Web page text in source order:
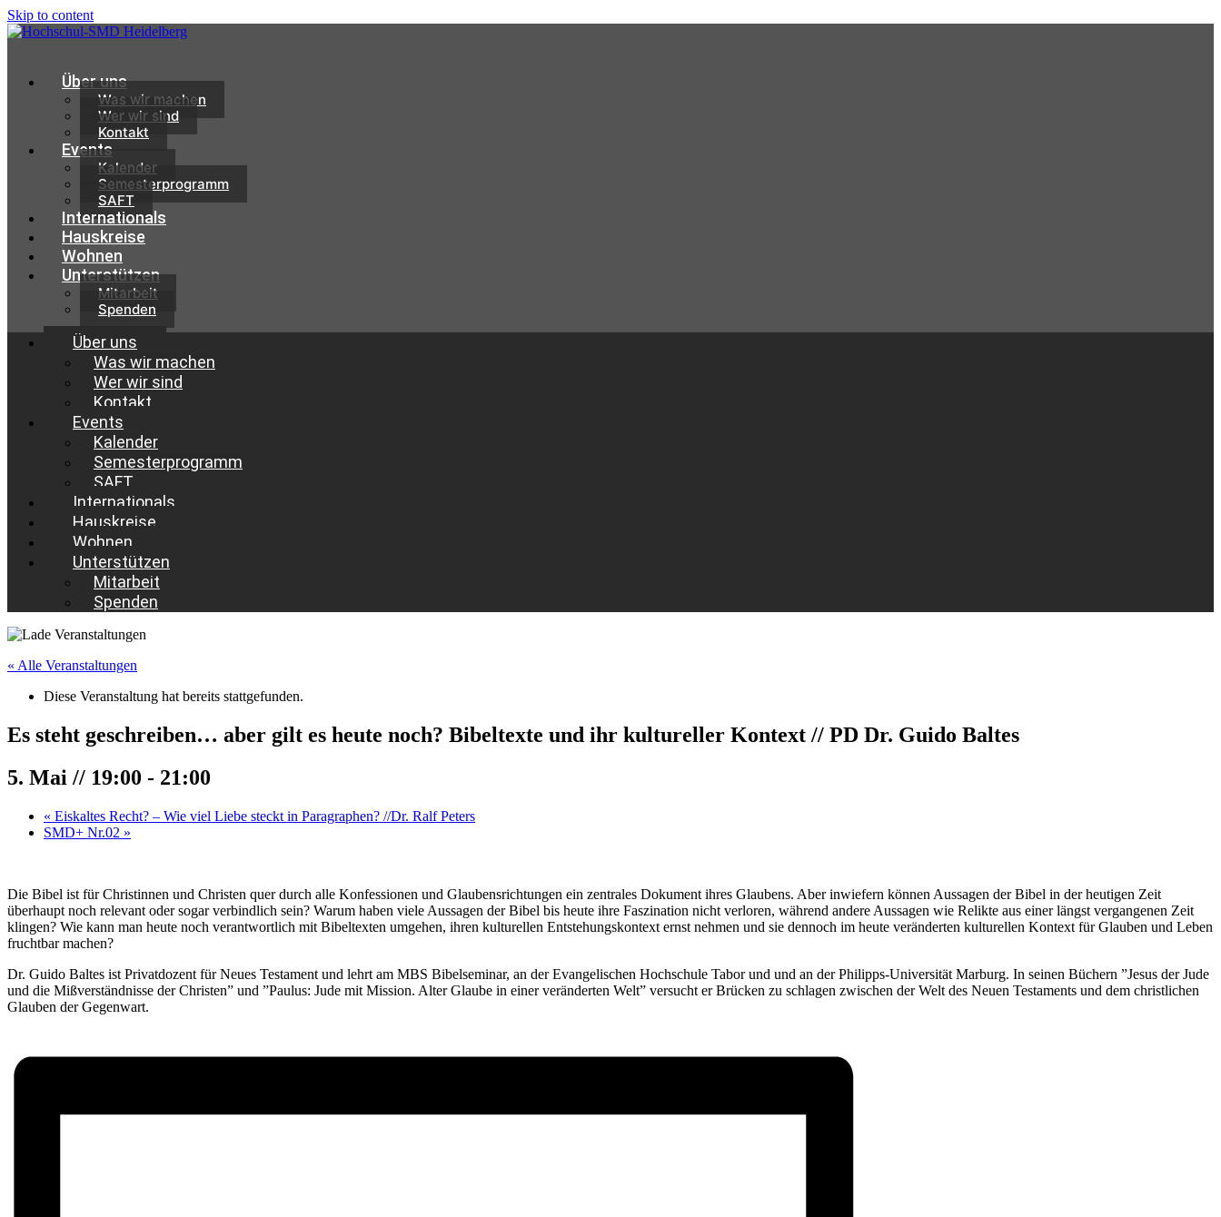
Skip to content
Über uns
Was wir machen
Wer wir sind
Kontakt
Events
Kalender
Semesterprogramm
SAFT
Internationals
Hauskreise
Wohnen
Unterstützen
Mitarbeit
Spenden
Über uns
Was wir machen
Wer wir sind
Kontakt
Events
Kalender
Semesterprogramm
SAFT
Internationals
Hauskreise
Wohnen
Unterstützen
Mitarbeit
Spenden
« Alle Veranstaltungen
Diese Veranstaltung hat bereits stattgefunden.
Es steht geschreiben… aber gilt es heute noch? Bibeltexte und ihr kultureller Kontext // PD Dr. Guido Baltes
5. Mai // 19:00 - 21:00
« Eiskaltes Recht? – Wie viel Liebe steckt in Paragraphen? //Dr. Ralf Peters
SMD+ Nr.02 »
Die Bibel ist für Christinnen und Christen quer durch alle Konfessionen und Glaubensrichtungen ein zentrales Dokument ihres Glaubens. Aber inwiefern können Aussagen der Bibel in der heutigen Zeit
überhaupt noch relevant oder sogar verbindlich sein? Warum haben viele Aussagen der Bibel bis heute ihre Faszination nicht verloren, während andere Aussagen wie Relikte aus einer längst vergangenen Zeit
klingen? Wie kann man heute noch verantwortlich mit Bibeltexten umgehen, ihren kulturellen Entstehungskontext ernst nehmen und sie dennoch im heute veränderten kulturellen Kontext für Glauben und Leben
fruchtbar machen?
Dr. Guido Baltes ist Privatdozent für Neues Testament und lehrt am MBS Bibelseminar, an der Evangelischen Hochschule Tabor und und an der Philipps-Universität Marburg. In seinen Büchern ”Jesus der Jude
und die Mißverständnisse der Christen” und ”Paulus: Jude mit Mission. Alter Glaube in einer veränderten Welt” versucht er Brücken zu schlagen zwischen der Welt des Neuen Testaments und dem christlichen
Glauben der Gegenwart.